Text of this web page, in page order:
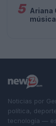
5 Ariana
Noticias por
política,
tecnología —